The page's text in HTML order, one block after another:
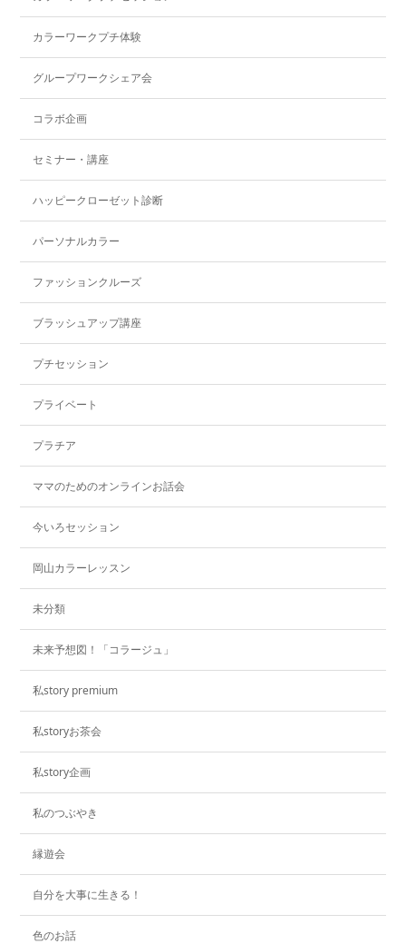
カラーワークプチ体験
グループワークシェア会
コラボ企画
セミナー・講座
ハッピークローゼット診断
パーソナルカラー
ファッションクルーズ
ブラッシュアップ講座
プチセッション
プライベート
プラチア
ママのためのオンラインお話会
今いろセッション
岡山カラーレッスン
未分類
未来予想図！「コラージュ」
私story premium
私storyお茶会
私story企画
私のつぶやき
縁遊会
自分を大事に生きる！
色のお話